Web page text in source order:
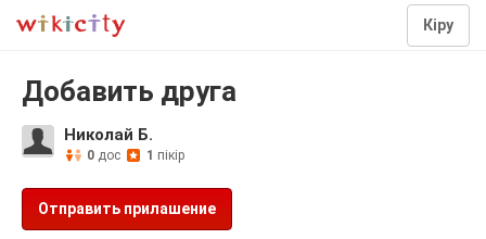
Кіру
Добавить друга
Николай Б.
0 дос 1 пікір
Отправить прилашение